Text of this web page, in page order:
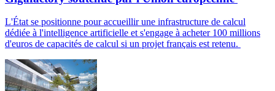
L'État se positionne pour accueillir une infrastructure de calcul
dédiée à l'intelligence artificielle et s'engage à acheter 100 millions
d'euros de capacités de calcul si un projet français est retenu.